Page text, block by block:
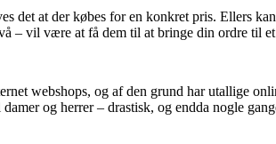
at der købes for en konkret pris. Ellers
– vil være at få dem til at bringe din ordre til et
webshops, og af den grund har utallige
og herrer – drastisk, og endda nogle